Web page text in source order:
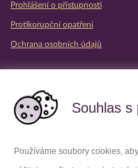
Souhlas s
Používáme soubory cookies,
Prohlášení o přístupnosti
Protikorupční opatření
Ochrana osobních údajů